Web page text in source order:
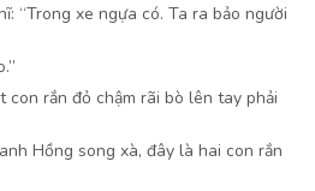
“Trong xe ngựa có. Ta ra bảo người
con rắn đỏ chậm rãi bò lên tay phải
Hồng song xà, đây là hai con rắn